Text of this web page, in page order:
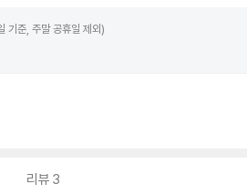
기준, 주말 공휴일 제외)
리뷰 3